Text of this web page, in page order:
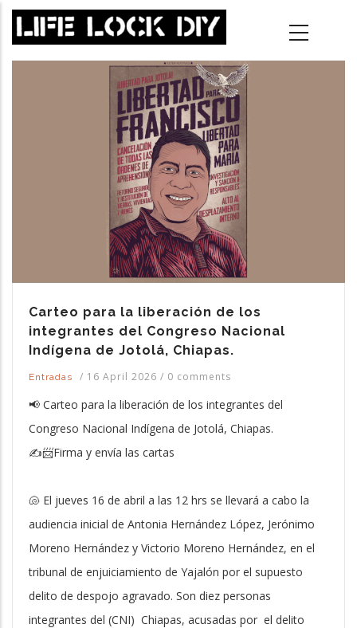
Skip
main
Carteo para la liberación de los
integrantes del Congreso Nacional
Indígena de Jotolá, Chiapas.
Entradas / 16 April 2026 / 0 comments
📢 Carteo para la liberación de los integrantes del
Congreso Nacional Indígena de Jotolá, Chiapas.
✍️📨Firma y envía las cartas
🐚 El jueves 16 de abril a las 12 hrs se llevará a cabo la
audiencia inicial de Antonia Hernández López, Jerónimo
Moreno Hernández y Victorio Moreno Hernández, en el
tribunal de enjuiciamiento de Yajalón por el supuesto
delito de despojo agravado. Son diez personas
integrantes del (CNI) Chiapas, acusadas por el delito